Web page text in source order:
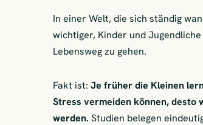
In einer Welt, die sich ständig
wichtiger, Kinder und
Lebensweg zu gehen.
Fakt ist: Je früher die Kleinen
Stress vermeiden können, desto
werden. Studien belegen